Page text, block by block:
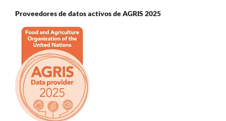
Proveedores de datos activos de AGRIS 2025